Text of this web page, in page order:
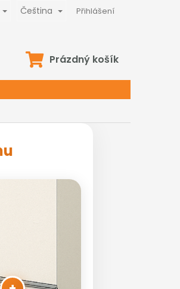
Čeština Přihlášení
NÁKUPNÍ
Prázdný košík